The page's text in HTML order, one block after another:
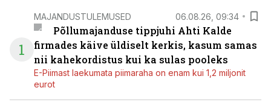
1
MAJANDUSTULEMUSED 06.08.26, 09:34
Põllumajanduse tippjuhi Ahti Kalde
firmades käive üldiselt kerkis, kasum samas
nii kahekordistus kui ka sulas pooleks
E-Piimast laekumata piimaraha on enam kui 1,2 miljonit
eurot